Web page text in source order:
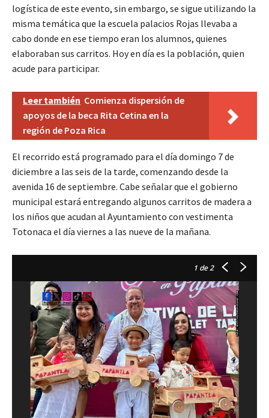
logística de este evento, sin embargo, se sigue utilizando la
misma temática que la escuela palacios Rojas llevaba a
cabo donde en ese tiempo eran los alumnos, quienes
elaboraban sus carritos. Hoy en día es la población, quien
acude para participar.
Leer también Comienza dispersión de
apoyos de la beca Rita Cetina en la
región de Poza Rica
El recorrido está programado para el día domingo 7 de
diciembre a las seis de la tarde, comenzando desde la
avenida 16 de septiembre. Cabe señalar que el gobierno
municipal estará entregando algunos carritos de madera a
los niños que acudan al Ayuntamiento con vestimenta
Totonaca el día viernes a las nueve de la mañana.
1 de 2